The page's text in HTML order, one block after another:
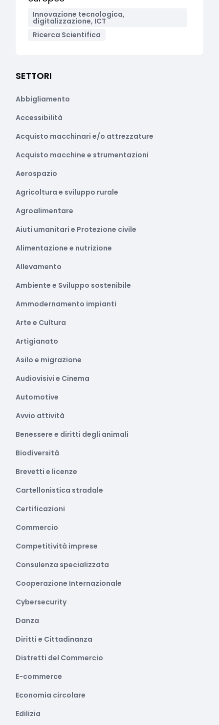
Innovazione tecnologica,
digitalizzazione, ICT
Ricerca Scientifica
SETTORI
Abbigliamento
Accessibilità
Acquisto macchinari e/o attrezzature
Acquisto macchine e strumentazioni
Aerospazio
Agricoltura e sviluppo rurale
Agroalimentare
Aiuti umanitari e Protezione civile
Alimentazione e nutrizione
Allevamento
Ambiente e Sviluppo sostenibile
Ammodernamento impianti
Arte e Cultura
Artigianato
Asilo e migrazione
Audiovisivi e Cinema
Automotive
Avvio attività
Benessere e diritti degli animali
Biodiversità
Brevetti e licenze
Cartellonistica stradale
Certificazioni
Commercio
Competitività imprese
Consulenza specializzata
Cooperazione Internazionale
Cybersecurity
Danza
Diritti e Cittadinanza
Distretti del Commercio
E-commerce
Economia circolare
Edilizia